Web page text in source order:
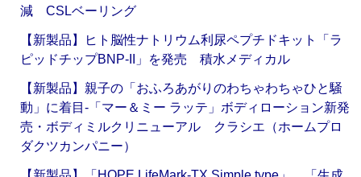
減 CSLベーリング
【新製品】ヒト脳性ナトリウム利尿ペプチドキット「ラ
ピッドチップBNP-II」を発売 積水メディカル
【新製品】親子の「おふろあがりのわちゃわちゃひと騒
動」に着目‐「マー＆ミー ラッテ」ボディローション新発
売・ボディミルクリニューアル クラシエ（ホームプロ
ダクツカンパニー）